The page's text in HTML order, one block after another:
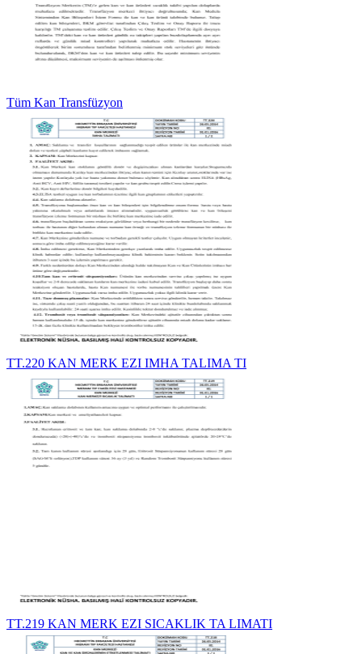
Tüm Kan Transfüzyon
TT.220 KAN MERK EZI IMHA TALIMA TI
TT.219 KAN MERK EZI SICAKLIK TA LIMATI